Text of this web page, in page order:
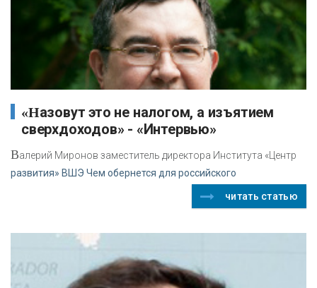
«Назовут это не налогом, а изъятием
сверхдоходов» - «Интервью»
Валерий Миронов заместитель директора Института «Центр
развития» ВШЭ Чем обернется для российского
читать статью